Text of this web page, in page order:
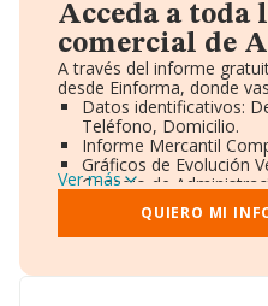
Acceda a
comercial de
A través del informe
desde Einforma, donde
Datos identificativos:
Teléfono, Domicilio.
Informe Mercantil
Gráficos de Evolución
Consejo de
Directivos y Ejecutivos.
Accionistas.
Participaciones y
Información oficial y
Ver más
QUIERO MI